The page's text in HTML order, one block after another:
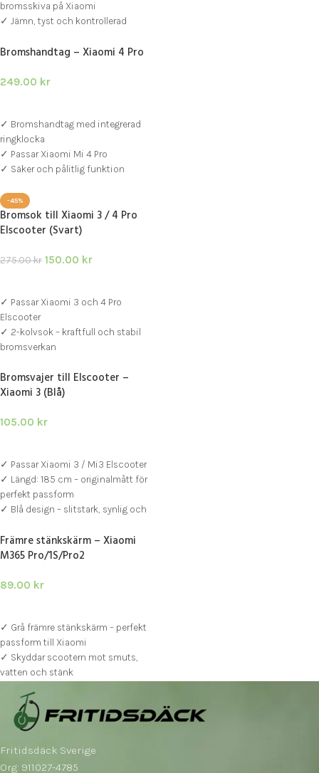
bromsskiva på Xiaomi
✓ Jämn, tyst och kontrollerad
Bromshandtag – Xiaomi 4 Pro
249.00 kr
✓ Bromshandtag med integrerad
ringklocka
✓ Passar Xiaomi Mi 4 Pro
✓ Säker och pålitlig funktion
-45%
Bromsok till Xiaomi 3 / 4 Pro
Elscooter (Svart)
275.00kr 150.00 kr
✓ Passar Xiaomi 3 och 4 Pro
Elscooter
✓ 2-kolvsok – kraftfull och stabil
bromsverkan
bromsbelägg
Bromsvajer till Elscooter –
Xiaomi 3 (Blå)
105.00 kr
✓ Passar Xiaomi 3 / Mi3 Elscooter
✓ Längd: 185 cm – originalmått för
perfekt passform
✓ Blå design – slitstark, synlig och
Främre stänkskärm – Xiaomi
M365 Pro/1S/Pro2
89.00 kr
✓ Grå främre stänkskärm – perfekt
passform till Xiaomi
✓ Skyddar scootern mot smuts,
vatten och stänk
Essential och Mi3 Lite
Fritidsdäck Sverige
Org: 911027-4785